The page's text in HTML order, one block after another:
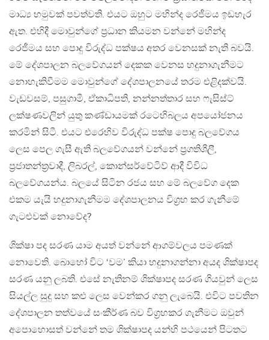
මාධ්‍ය හමුවක් පවත්වති. එයට ඔහුට මහින්ද රෙජීමය ඉඩහැර
ඇත. එහිදී මොවුන්ගේ ප්‍රධාන කියමන වන්නේ මහින්ද
රෙජීමය සහ පොදු විරුද්ධ පක්ෂය අතර වෙනසක් නැති බවයි.
මේ දේශපාලන බලවේගයන් දෙකක වෙනස හදුනාගැනීමට
නොහැකිවීමම මොවුන්ගේ දේශපාලනයේ තරම එළිදක්වයි.
වැඩවසම්, පසුගාමී, ඒකාධිපති, නන්නත්තාර සහ ෆැසිස්ට්
ලක්ෂණවලින් යුතු කණ්ඩායමක් රටෙහිබලය අපයෝජනය
කරමින් සිටී. එයට එරෙහිව විරුද්ධ පක්ෂ පොදු බලවේගය
ලෙස පෙල ගැසී ඇති බලවේගයන් වන්නේ ප්‍රගතිශීලී,
ප්‍රජාතන්ත්‍රවාදී, ලිබරල්, කොන්සර්වේටිව් ආදී විවිධ
බලවේගයන්ය. බලයේ සිටින රජය සහ මේ බලවේග දෙක
එකම යැයි හදුනාගැනීමම දේශපාලනය විග්‍රහ කර ගැනීමේ
ගැටළුවක් නොවේද?
ශික්ෂා පද සරණ යාම අයත් වන්නේ ආගම්වලය පමණක්
නොවෙති. බොහෝ විට ‘වම’ කියා හදුනාගන්නා අයද ශික්ෂාපද
සරණ යනු ලබති. එසේ නැතිනම් ශික්ෂාපද සරණ ගියවුන් ලෙස
සියල්ල සුදු සහ කළු ලෙස වෙන්කර ගනු ලැබෙයි. එවිට පවතින
දේශපාලන තත්වයේ සංකීර්ණ බව විග්‍රහකර ගැනීමට ඔවුන්
අපොහොසත් වන්නේ තම ශික්ෂාපද යන්හි පථයෙන් පිටතට